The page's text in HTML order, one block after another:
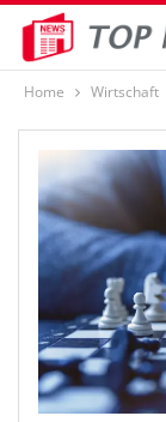
Home Wirtschaft